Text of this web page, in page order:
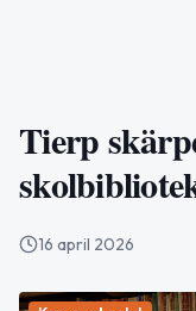
Tierp
16 april 2026